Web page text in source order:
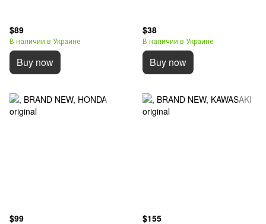
$89
В наличии в Украине
Buy now
$38
В наличии в Украине
Buy now
$99 $155